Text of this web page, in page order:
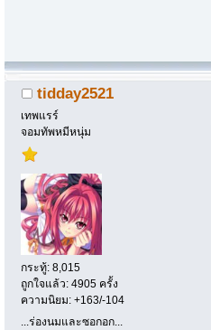
tidday2521
เทพแรร์
จอมทัพหมีหนุ่ม
กระทู้: 8,015
ถูกใจแล้ว: 4905 ครั้ง
ความนิยม: +163/-104
...ร่องนมและซอกอก...